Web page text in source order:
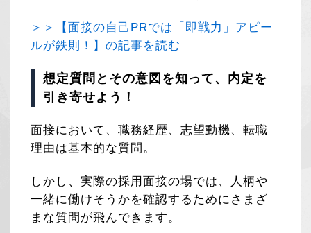
＞＞【面接の自己PRでは「即戦力」アピー
ルが鉄則！】の記事を読む
想定質問とその意図を知って、内定を
引き寄せよう！
面接において、職務経歴、志望動機、転職
理由は基本的な質問。
しかし、実際の採用面接の場では、人柄や
一緒に働けそうかを確認するためにさまざ
まな質問が飛んできます。